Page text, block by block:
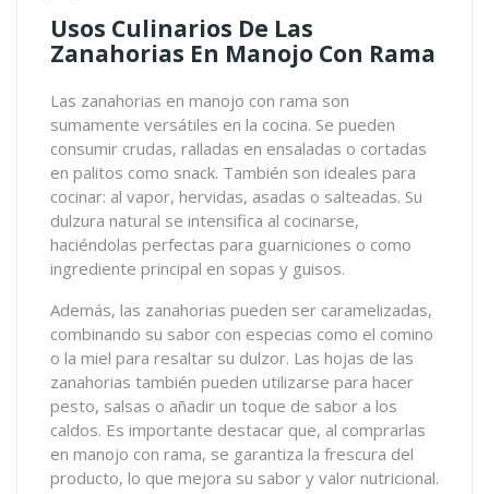
Usos Culinarios De Las
Zanahorias En Manojo Con Rama
Las zanahorias en manojo con rama son
sumamente versátiles en la cocina. Se pueden
consumir crudas, ralladas en ensaladas o cortadas
en palitos como snack. También son ideales para
cocinar: al vapor, hervidas, asadas o salteadas. Su
dulzura natural se intensifica al cocinarse,
haciéndolas perfectas para guarniciones o como
ingrediente principal en sopas y guisos.
Además, las zanahorias pueden ser caramelizadas,
combinando su sabor con especias como el comino
o la miel para resaltar su dulzor. Las hojas de las
zanahorias también pueden utilizarse para hacer
pesto, salsas o añadir un toque de sabor a los
caldos. Es importante destacar que, al comprarlas
en manojo con rama, se garantiza la frescura del
producto, lo que mejora su sabor y valor nutricional.